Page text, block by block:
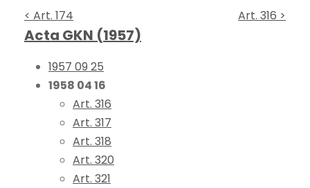
< Art. 174 Art. 316 >
Acta GKN (1957)
1957 09 25
1958 04 16
Art. 316
Art. 317
Art. 318
Art. 320
Art. 321